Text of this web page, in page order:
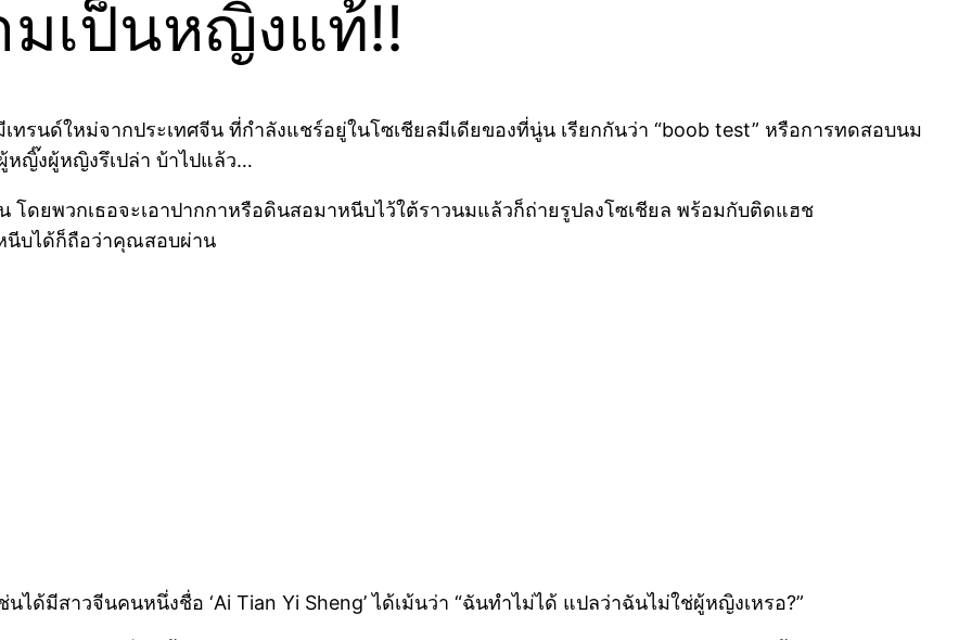
เป็นหญิงแท้!!
รนด์ใหม่จากประเทศจีน ที่กำลังแชร์อยู่ในโซเชียลมีเดียของที่นู่น เรียกกันว่า “boob test” หรือการทดสอบนม
หญิ๊งผู้หญิงรึเปล่า บ้าไปแล้ว…
ดยพวกเธอจะเอาปากกาหรือดินสอมาหนีบไว้ใต้ราวนมแล้วก็ถ่ายรูปลงโซเชียล พร้อมกับติดแฮช
นีบได้ก็ถือว่าคุณสอบผ่าน
ด้มีสาวจีนคนหนึ่งชื่อ ‘Ai Tian Yi Sheng’ ได้เม้นว่า “ฉันทำไม่ได้ แปลว่าฉันไม่ใช่ผู้หญิงเหรอ?”